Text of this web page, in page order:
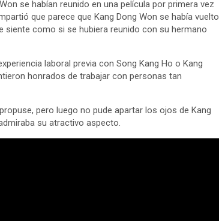
se habían reunido en una película por primera vez
que parece que Kang Dong Won se había vuelto
como si se hubiera reunido con su hermano
laboral previa con Song Kang Ho o Kang
honrados de trabajar con personas tan
pero luego no pude apartar los ojos de Kang
su atractivo aspecto.